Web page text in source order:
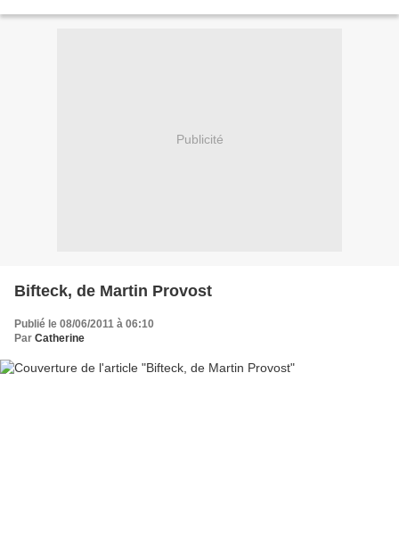
Publicité
Bifteck, de Martin Provost
Publié le 08/06/2011 à 06:10
Par Catherine